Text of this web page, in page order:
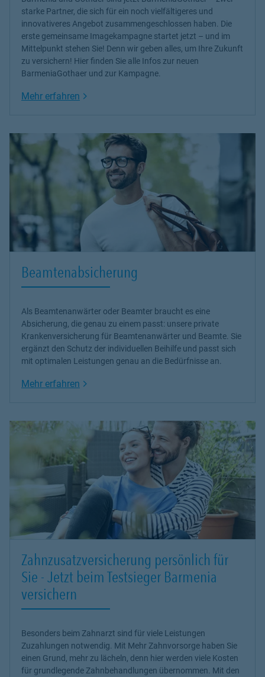
starke Partner, die sich für ein noch vielfältigeres und
innovativeres Angebot zusammengeschlossen haben. Die
erste gemeinsame Imagekampagne startet jetzt – und im
Mittelpunkt stehen Sie! Denn wir geben alles, um Ihre Zukunft
zu versichern! Hier finden Sie alle Infos zur neuen
BarmeniaGothaer und zur Kampagne.
Mehr erfahren Link Opens in New Tab
Beamtenabsicherung
Als Beamtenanwärter oder Beamter braucht es eine
Absicherung, die genau zu einem passt: unsere private
Krankenversicherung für Beamtenanwärter und Beamte. Sie
ergänzt den Schutz der individuellen Beihilfe und passt sich
mit optimalen Leistungen genau an die Bedürfnisse an.
Mehr erfahren Link Opens in New Tab
Zahnzusatzversicherung persönlich für
Sie - Jetzt beim Testsieger Barmenia
versichern
Besonders beim Zahnarzt sind für viele Leistungen
Zuzahlungen notwendig. Mit Mehr Zahnvorsorge haben Sie
einen Grund, mehr zu lächeln, denn hier werden viele Kosten
für grundlegende Zahnbehandlungen übernommen. Mit den